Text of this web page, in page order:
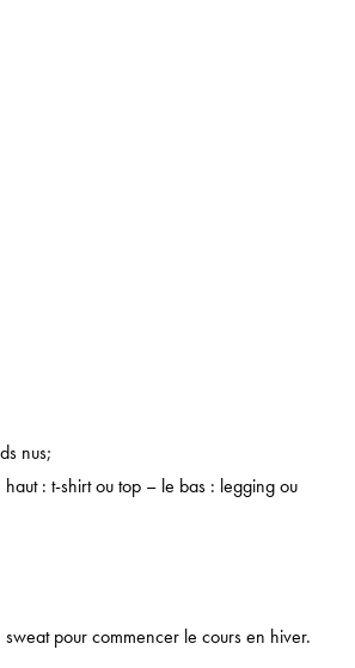
nus;
haut : t-shirt ou top – le bas : legging ou
pour commencer le cours en hiver.